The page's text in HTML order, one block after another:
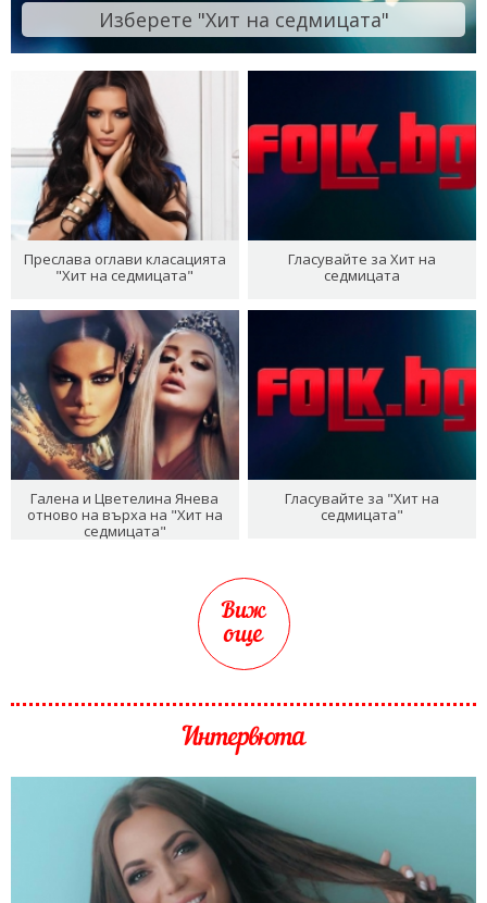
Изберете "Хит на седмицата"
Преслава оглави класацията
"Хит на седмицата"
Гласувайте за Хит на
седмицата
Галена и Цветелина Янева
отново на върха на "Хит на
седмицата"
Гласувайте за "Хит на
седмицата"
Виж
още
Интервюта